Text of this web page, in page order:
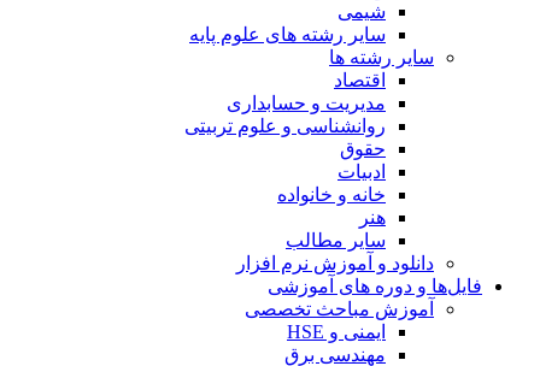
شیمی
سایر رشته های علوم پایه
سایر رشته ها
اقتصاد
مدیریت و حسابداری
روانشناسی و علوم تربیتی
حقوق
ادبیات
خانه و خانواده
هنر
سایر مطالب
دانلود و آموزش نرم افزار
فایل‌ها و دوره های آموزشی
آموزش مباحث تخصصی
ایمنی و HSE
مهندسی برق